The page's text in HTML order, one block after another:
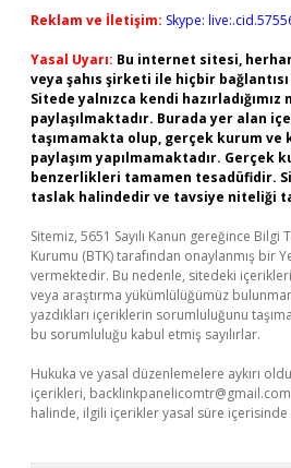
Reklam ve İletişim: Skype:
Yasal Uyarı: Bu internet sitesi,
veya şahıs şirketi ile hiçbir
Sitede yalnızca kendi
paylaşılmaktadır. Burada yer alan
taşımamakta olup, gerçek kurum ve
paylaşım yapılmamaktadır. Gerçek
benzerlikleri tamamen tesadüfidir.
taslak halindedir ve tavsiye niteliği
Sitemiz, 5651 Sayılı Kanun gereğince
Kurumu (BTK) tarafından onaylanmış bir
vermektedir. Bu nedenle, sitedeki
veya araştırma yükümlülüğümüz
yazdıkları içeriklerin sorumluluğunu
bu sorumluluğu kabul etmiş sayılırlar.
Hukuka ve yasal düzenlemelere aykırı
içerikleri, backlinkpanelicomtr@gmail.com
halinde, ilgili içerikler yasal süre içerisinde